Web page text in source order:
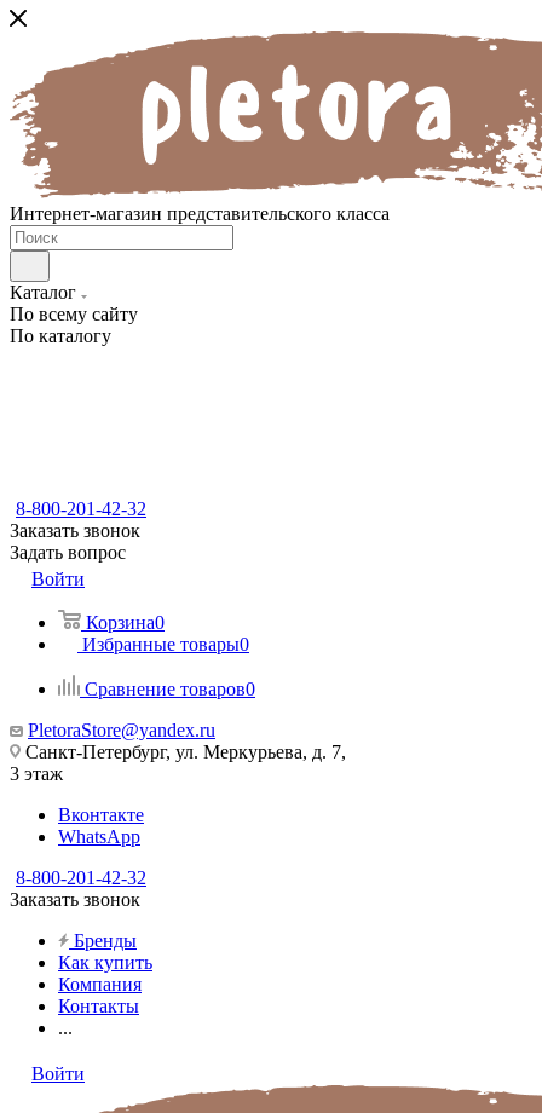
Интернет-магазин представительского класса
Каталог
По всему сайту
По каталогу
8-800-201-42-32
Заказать звонок
Задать вопрос
Войти
Корзина0
Избранные товары0
Сравнение товаров0
PletoraStore@yandex.ru
Санкт-Петербург, ул. Меркурьева, д. 7,
3 этаж
Вконтакте
WhatsApp
8-800-201-42-32
Заказать звонок
Бренды
Как купить
Компания
Контакты
...
Войти